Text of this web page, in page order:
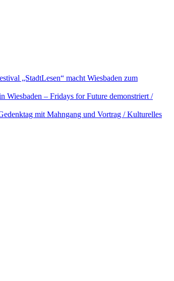
„StadtLesen“ macht Wiesbaden zum
Wiesbaden – Fridays for Future demonstriert /
mit Mahngang und Vortrag / Kulturelles